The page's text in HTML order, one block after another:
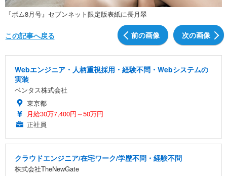
『ボム8月号』セブンネット限定版表紙に長月翠
前の画像 次の画像
この記事へ戻る
Webエンジニア・人柄重視採用・経験不問・Webシステムの
実装
ベンタス株式会社
東京都
月給30万7,400円～50万円
正社員
クラウドエンジニア/在宅ワーク/学歴不問・経験不問
株式会社TheNewGate